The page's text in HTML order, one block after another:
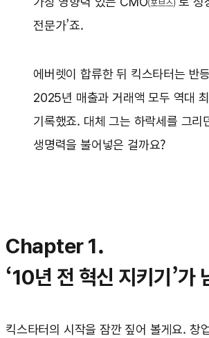
(포브스)
전문가’죠.
에버렛이 합류한 뒤 킥스타터는 반
2025년 매출과 거래액 모두 역대
기록했죠. 대체 그는 하락세를 그리
생명력을 불어넣은 걸까요?
Chapter 1.
‘10년 전 혁신 지키기’가
킥스타터의 시작을 잠깐 짚어 볼게요. 창